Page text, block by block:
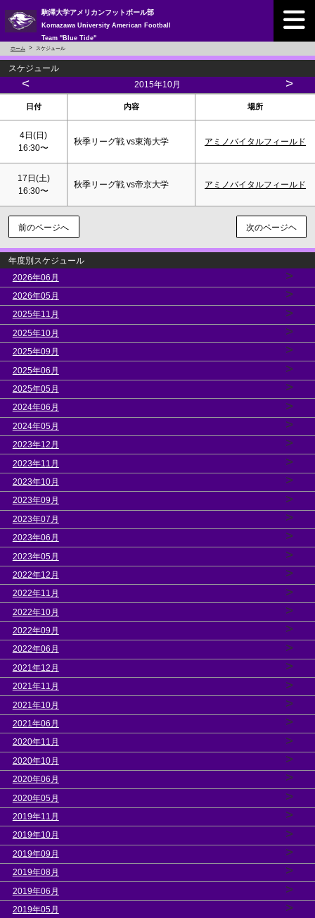
駒澤大学アメリカンフットボール部
Komazawa University American Football
Team "Blue Tide"
ホーム スケジュール
スケジュール
< 2015年10月 >
日付 内容 場所
4日(日)
16:30〜
秋季リーグ戦 vs東海大学 アミノバイタルフィールド
17日(土)
16:30〜
秋季リーグ戦 vs帝京大学 アミノバイタルフィールド
前のページへ 次のページヘ
年度別スケジュール
2026年06月
>
2026年05月 >
2025年11月 >
2025年10月 >
2025年09月 >
2025年06月 >
2025年05月 >
2024年06月 >
2024年05月 >
2023年12月 >
2023年11月 >
2023年10月 >
2023年09月 >
2023年07月 >
2023年06月 >
2023年05月 >
2022年12月 >
2022年11月 >
2022年10月 >
2022年09月 >
2022年06月 >
2021年12月 >
2021年11月 >
2021年10月 >
2021年06月 >
2020年11月 >
2020年10月 >
2020年06月 >
2020年05月 >
2019年11月 >
2019年10月 >
2019年09月 >
2019年08月 >
2019年06月 >
2019年05月 >